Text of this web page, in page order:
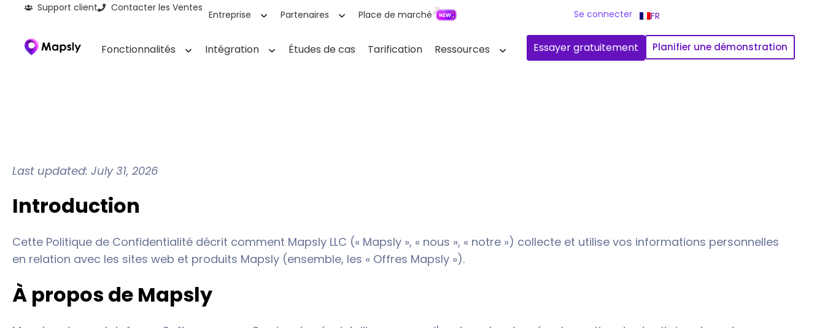
Support client Contacter les Ventes
Entreprise Partenaires Place de marché Se connecter FR
Fonctionnalités Intégration Études de cas Tarification Ressources Essayer gratuitement Planifier une démonstration
Last updated: July 31, 2026
Introduction
Cette Politique de Confidentialité décrit comment Mapsly LLC (« Mapsly », « nous », « notre ») collecte et utilise vos informations personnelles
en relation avec les sites web et produits Mapsly (ensemble, les « Offres Mapsly »).
À propos de Mapsly